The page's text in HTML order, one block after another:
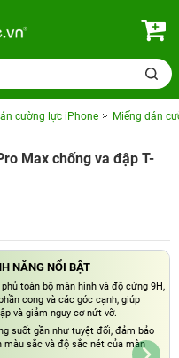
cường lực iPhone Miếng dán
Max chống va đập T-
NĂNG NỔI BẬT
toàn bộ màn hình và độ cứng 9H,
cong và các góc cạnh, giúp
và giảm nguy cơ nứt vỡ.
suốt gần như tuyệt đối, đảm bảo
màu sắc và độ sắc nét của màn